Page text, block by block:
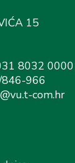
15
8032
966
com.hr